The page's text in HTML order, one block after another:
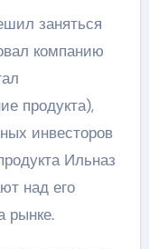
заняться
компанию
продукта),
инвесторов
Ильназ
над его
рынке.